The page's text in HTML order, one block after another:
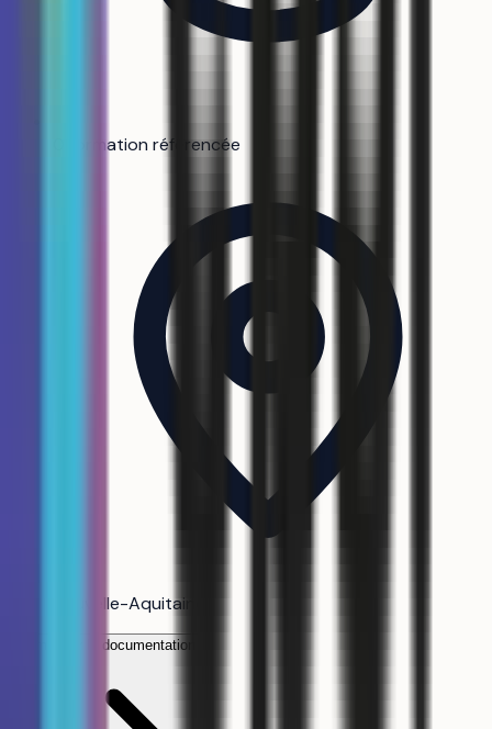
0 formation référencée
Nouvelle-Aquitaine
Demander la documentation